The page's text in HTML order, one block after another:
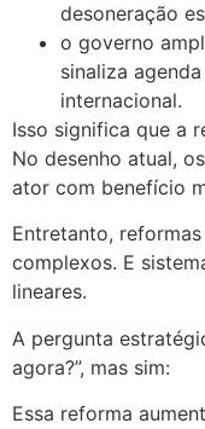
desoneração
o governo
sinaliza
internacional.
Isso significa que a
No desenho atual,
ator com benefício
Entretanto,
complexos. E
lineares.
A pergunta
agora?”, mas sim:
Essa reforma